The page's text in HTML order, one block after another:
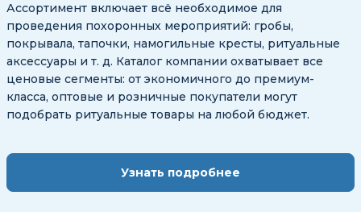
Ассортимент включает всё необходимое для
проведения похоронных мероприятий: гробы,
покрывала, тапочки, намогильные кресты, ритуальные
аксессуары и т. д. Каталог компании охватывает все
ценовые сегменты: от экономичного до премиум-
класса, оптовые и розничные покупатели могут
подобрать ритуальные товары на любой бюджет.
Узнать подробнее